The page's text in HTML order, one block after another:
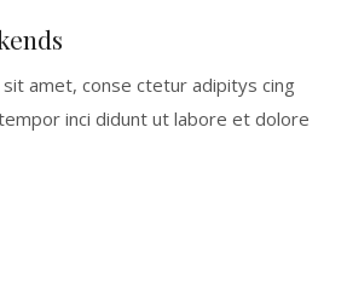
amet, conse ctetur adipitys cing
inci didunt ut labore et dolore